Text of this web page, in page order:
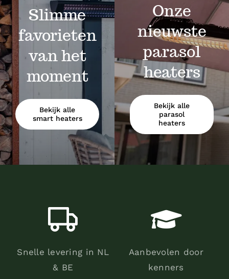
Slimme
favorieten
van het
moment
Bekijk alle
smart heaters
Onze
nieuwste
parasol
heaters
Bekijk alle
parasol
heaters
Snelle levering in NL
& BE
Aanbevolen door
kenners